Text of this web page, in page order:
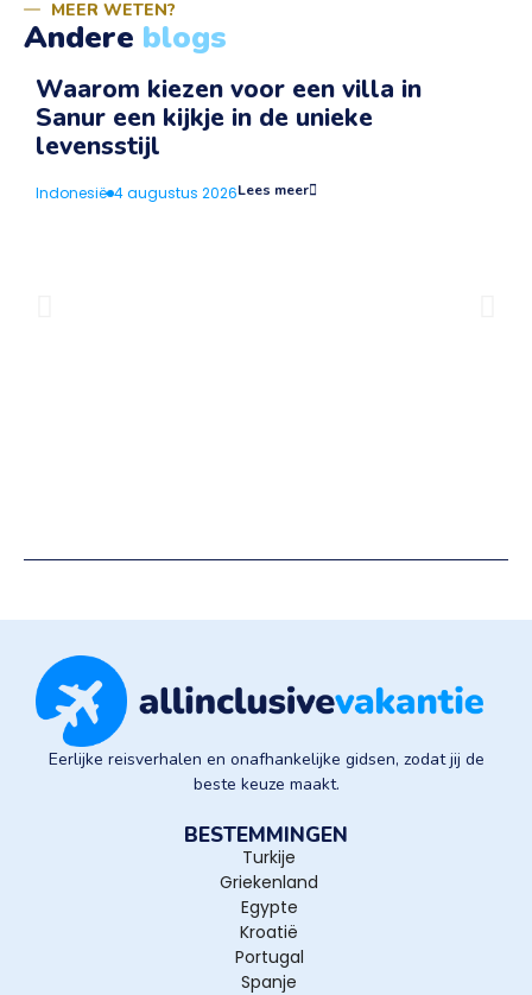
MEER WETEN?
Andere blogs
Waarom kiezen voor een villa in
Sanur een kijkje in de unieke
levensstijl
Indonesië 4 augustus 2026Lees meer
Eerlijke reisverhalen en onafhankelijke gidsen, zodat jij de
beste keuze maakt.
BESTEMMINGEN
Turkije
Griekenland
Egypte
Kroatië
Portugal
Spanje